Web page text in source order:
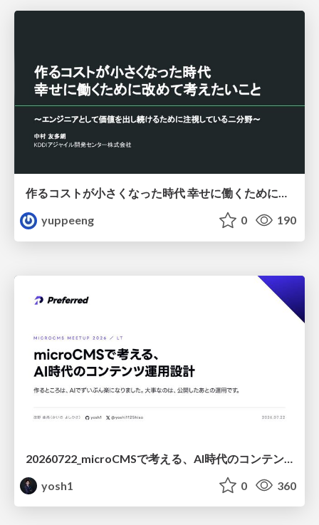
作るコストが小さくなった時代 幸せに働くために改めて考えたいこと 〜エンジニアとして価値を出し続けるために注視している二分野〜
yuppeeng
0 190
yosh1
0 360